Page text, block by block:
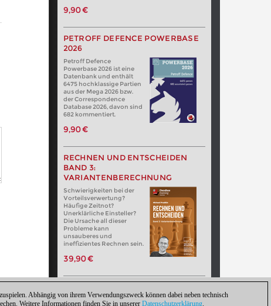
9,90 €
PETROFF DEFENCE POWERBASE
2026
Petroff Defence
Powerbase 2026 ist eine
Datenbank und enthält
6475 hochklassige Partien
aus der Mega 2026 bzw.
der Correspondence
Database 2026, davon sind
682 kommentiert.
9,90 €
RECHNEN UND ENTSCHEIDEN
BAND 3:
VARIANTENBERECHNUNG
Schwierigkeiten bei der
Vorteilsverwertung?
Häufige Zeitnot?
Unerklärliche Einsteller?
Die Ursache all dieser
Probleme kann
unsauberes und
ineffizientes Rechnen sein.
39,90 €
Abhängig von ihrem Verwendungszweck können dabei neben technisch
Weitere Informationen finden Sie in unserer Datenschutzerklärung.